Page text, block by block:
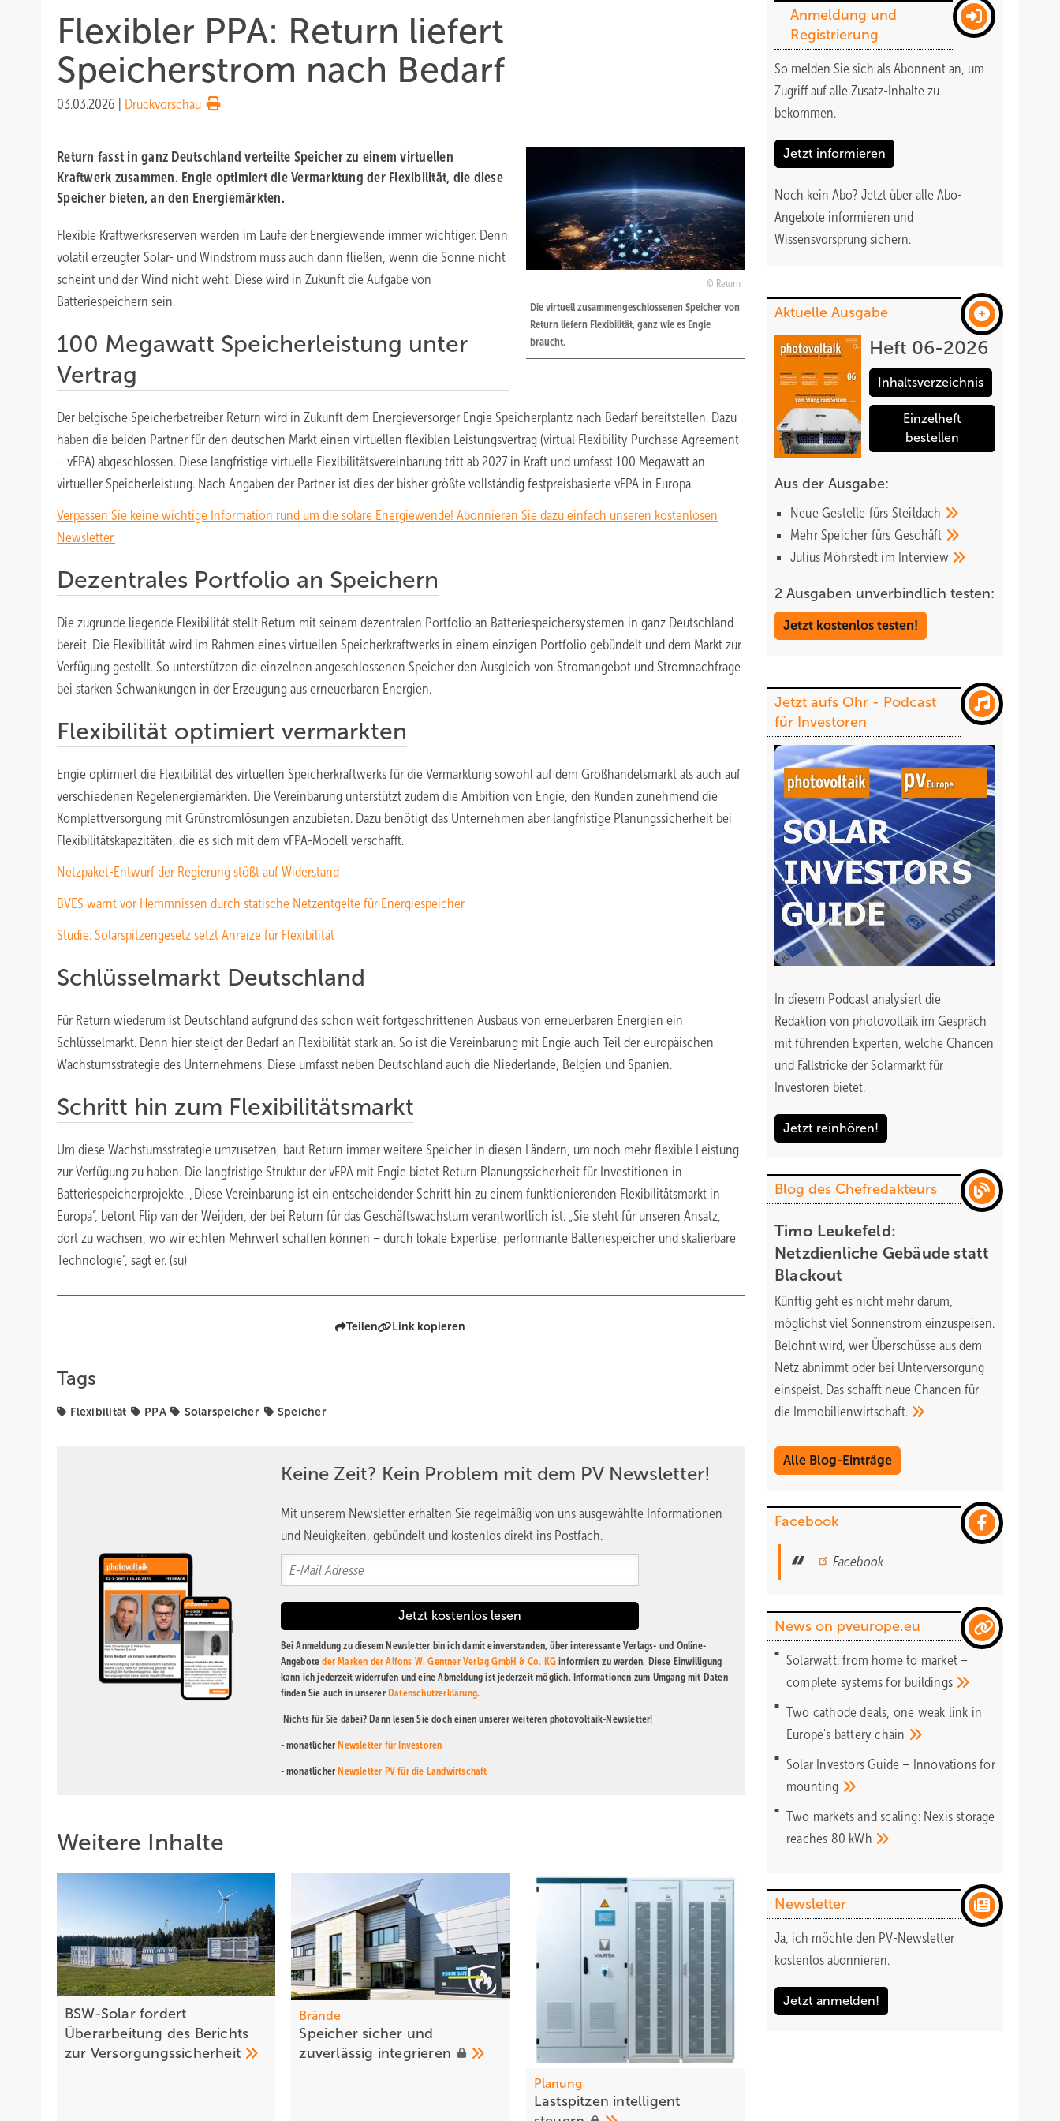
Flexibler PPA: Return liefert
Speicherstrom nach Bedarf
03.03.2026 Druckvorschau
Return
Die virtuell zusammengeschlossenen Speicher von
Return liefern Flexibilität, ganz wie es Engie
braucht.
Return fasst in ganz Deutschland verteilte Speicher zu einem virtuellen
Kraftwerk zusammen. Engie optimiert die Vermarktung der Flexibilität, die diese
Speicher bieten, an den Energiemärkten.
Flexible Kraftwerksreserven werden im Laufe der Energiewende immer wichtiger. Denn
volatil erzeugter Solar- und Windstrom muss auch dann fließen, wenn die Sonne nicht
scheint und der Wind nicht weht. Diese wird in Zukunft die Aufgabe von
Batteriespeichern sein.
100 Megawatt Speicherleistung unter
Vertrag
Der belgische Speicherbetreiber Return wird in Zukunft dem Energieversorger Engie Speicherplantz nach Bedarf bereitstellen. Dazu
haben die beiden Partner für den deutschen Markt einen virtuellen flexiblen Leistungsvertrag (virtual Flexibility Purchase Agreement
– vFPA) abgeschlossen. Diese langfristige virtuelle Flexibilitätsvereinbarung tritt ab 2027 in Kraft und umfasst 100 Megawatt an
virtueller Speicherleistung. Nach Angaben der Partner ist dies der bisher größte vollständig festpreisbasierte vFPA in Europa.
Verpassen Sie keine wichtige Information rund um die solare Energiewende! Abonnieren Sie dazu einfach unseren kostenlosen
Newsletter.
Dezentrales Portfolio an Speichern
Die zugrunde liegende Flexibilität stellt Return mit seinem dezentralen Portfolio an Batteriespeichersystemen in ganz Deutschland
bereit. Die Flexibilität wird im Rahmen eines virtuellen Speicherkraftwerks in einem einzigen Portfolio gebündelt und dem Markt zur
Verfügung gestellt. So unterstützen die einzelnen angeschlossenen Speicher den Ausgleich von Stromangebot und Stromnachfrage
bei starken Schwankungen in der Erzeugung aus erneuerbaren Energien.
Flexibilität optimiert vermarkten
Engie optimiert die Flexibilität des virtuellen Speicherkraftwerks für die Vermarktung sowohl auf dem Großhandelsmarkt als auch auf
verschiedenen Regelenergiemärkten. Die Vereinbarung unterstützt zudem die Ambition von Engie, den Kunden zunehmend die
Komplettversorgung mit Grünstromlösungen anzubieten. Dazu benötigt das Unternehmen aber langfristige Planungssicherheit bei
Flexibilitätskapazitäten, die es sich mit dem vFPA-Modell verschafft.
Netzpaket-Entwurf der Regierung stößt auf Widerstand
BVES warnt vor Hemmnissen durch statische Netzentgelte für Energiespeicher
Studie: Solarspitzengesetz setzt Anreize für Flexibilität
Schlüsselmarkt Deutschland
Für Return wiederum ist Deutschland aufgrund des schon weit fortgeschrittenen Ausbaus von erneuerbaren Energien ein
Schlüsselmarkt. Denn hier steigt der Bedarf an Flexibilität stark an. So ist die Vereinbarung mit Engie auch Teil der europäischen
Wachstumsstrategie des Unternehmens. Diese umfasst neben Deutschland auch die Niederlande, Belgien und Spanien.
Schritt hin zum Flexibilitätsmarkt
Um diese Wachstumsstrategie umzusetzen, baut Return immer weitere Speicher in diesen Ländern, um noch mehr flexible Leistung
zur Verfügung zu haben. Die langfristige Struktur der vFPA mit Engie bietet Return Planungssicherheit für Investitionen in
Batteriespeicherprojekte. „Diese Vereinbarung ist ein entscheidender Schritt hin zu einem funktionierenden Flexibilitätsmarkt in
Europa“, betont Flip van der Weijden, der bei Return für das Geschäftswachstum verantwortlich ist. „Sie steht für unseren Ansatz,
dort zu wachsen, wo wir echten Mehrwert schaffen können – durch lokale Expertise, performante Batteriespeicher und skalierbare
Technologie“, sagt er. (su)
Teilen Link kopieren
Tags
Flexibilität PPA Solarspeicher Speicher
Keine Zeit? Kein Problem mit dem PV Newsletter!
Mit unserem Newsletter erhalten Sie regelmäßig von uns ausgewählte Informationen
und Neuigkeiten, gebündelt und kostenlos direkt ins Postfach.
Bei Anmeldung zu diesem Newsletter bin ich damit einverstanden, über interessante Verlags- und Online-
Angeboteder Marken der Alfons W. Gentner Verlag GmbH & Co. KG informiert zu werden. Diese Einwilligung
kann ich jederzeit widerrufen und eine Abmeldung ist jederzeit möglich. Informationen zum Umgang mit Daten
finden Sie auch in unserer Datenschutzerklärung.
Nichts für Sie dabei? Dann lesen Sie doch einen unserer weiteren photovoltaik-Newsletter!
- monatlicher Newsletter für Investoren
- monatlicher Newsletter PV für die Landwirtschaft
Weitere Inhalte
BSW-Solar fordert
Überarbeitung des Berichts
zur Versorgungssicherheit
Brände
Speich er sic her und
zuverlässig integrieren
Planung
La stspit zen intelligent
Anmeldung und
Registrierung
So melden Sie sich als Abonnent an, um
Zugriff auf alle Zusatz-Inhalte zu
bekommen.
Jetzt informieren
Noch kein Abo? Jetzt über alle Abo-
Angebote informieren und
Wissensvorsprung sichern.
Aktuelle Ausgabe
Heft 06-2026
Inhaltsverzeichnis
Einzelheft
bestellen
Aus der Ausgabe:
Neue Gestelle fürs Steildach
Mehr Speicher fürs Geschäft
Julius Möhrstedt im Interview
2 Ausgaben unverbindlich testen:
Jetzt kostenlos testen!
Jetzt aufs Ohr - Podcast
für Investoren
In diesem Podcast analysiert die
Redaktion von photovoltaik im Gespräch
mit führenden Experten, welche Chancen
und Fallstricke der Solarmarkt für
Investoren bietet.
Jetzt reinhören!
Blog des Chefredakteurs
Timo Leukefeld:
Netzdienliche Gebäude statt
Blackout
Künftig geht es nicht mehr darum,
möglichst viel Sonnenstrom einzuspeisen.
Belohnt wird, wer Überschüsse aus dem
Netz abnimmt oder bei Unterversorgung
einspeist. Das schafft neue Chancen für
die Immobilienwirtschaft.
Alle Blog-Einträge
Facebook
Facebook
News on pveurope.eu
Solarwatt: from home to market –
complete systems for buildings
Two cathode deals, one weak link in
Europe's batterychain
Solar Investors Guide – Innovations for
mounting
Two markets and scaling: Nexis storage
reaches 80 kWh
Newsletter
Ja, ich möchte den PV-Newsletter
kostenlos abonnieren.
Jetzt anmelden!